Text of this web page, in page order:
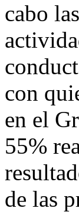
cabo
con
en el
55%
de las